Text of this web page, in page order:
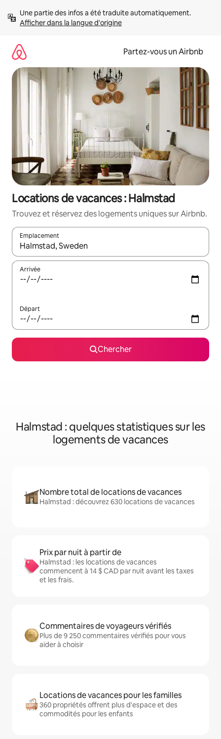
directement
Afficher dans la langue d'origine
Partez-vous un Airbnb
Locations de vacances : Halmstad
Trouvez et réservez des logements uniques sur Airbnb.
Emplacement
Quand les résultats sont affichés, parcourez-les en utilisant
Arrivée
Départ
Chercher
Halmstad : quelques statistiques sur les
logements de vacances
Nombre total de locations de vacances
Halmstad : découvrez 630 locations de vacances
Prix par nuit à partir de
Halmstad : les locations de vacances
commencent à 14 $ CAD par nuit avant les taxes
et les frais.
Commentaires de voyageurs vérifiés
Plus de 9 250 commentaires vérifiés pour vous
aider à choisir
Locations de vacances pour les familles
360 propriétés offrent plus d'espace et des
commodités pour les enfants